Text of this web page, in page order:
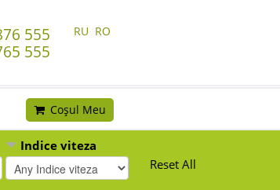
555
555
RU RO
Coșul Meu
Indice viteza
Reset All